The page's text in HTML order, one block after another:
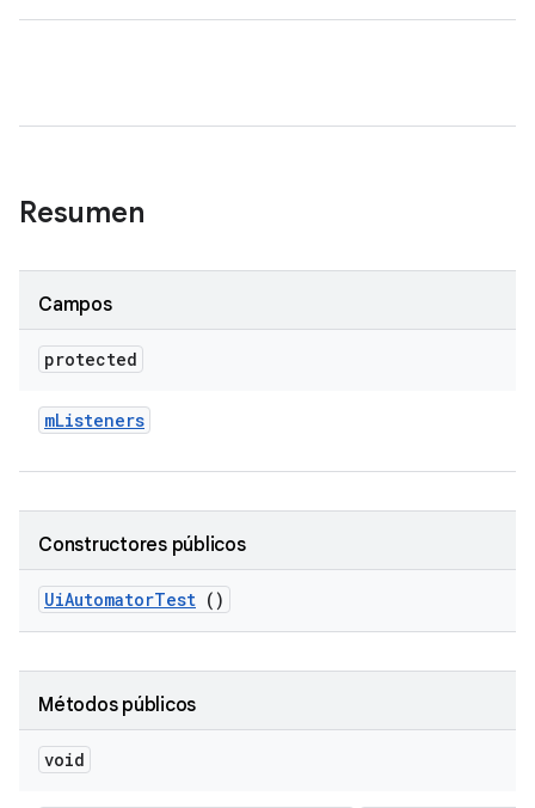
Resumen
Campos
protected
mListeners
Constructores públicos
UiAutomatorTest ()
Métodos públicos
void